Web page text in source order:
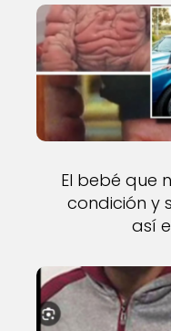
El bebé que
condición y
así